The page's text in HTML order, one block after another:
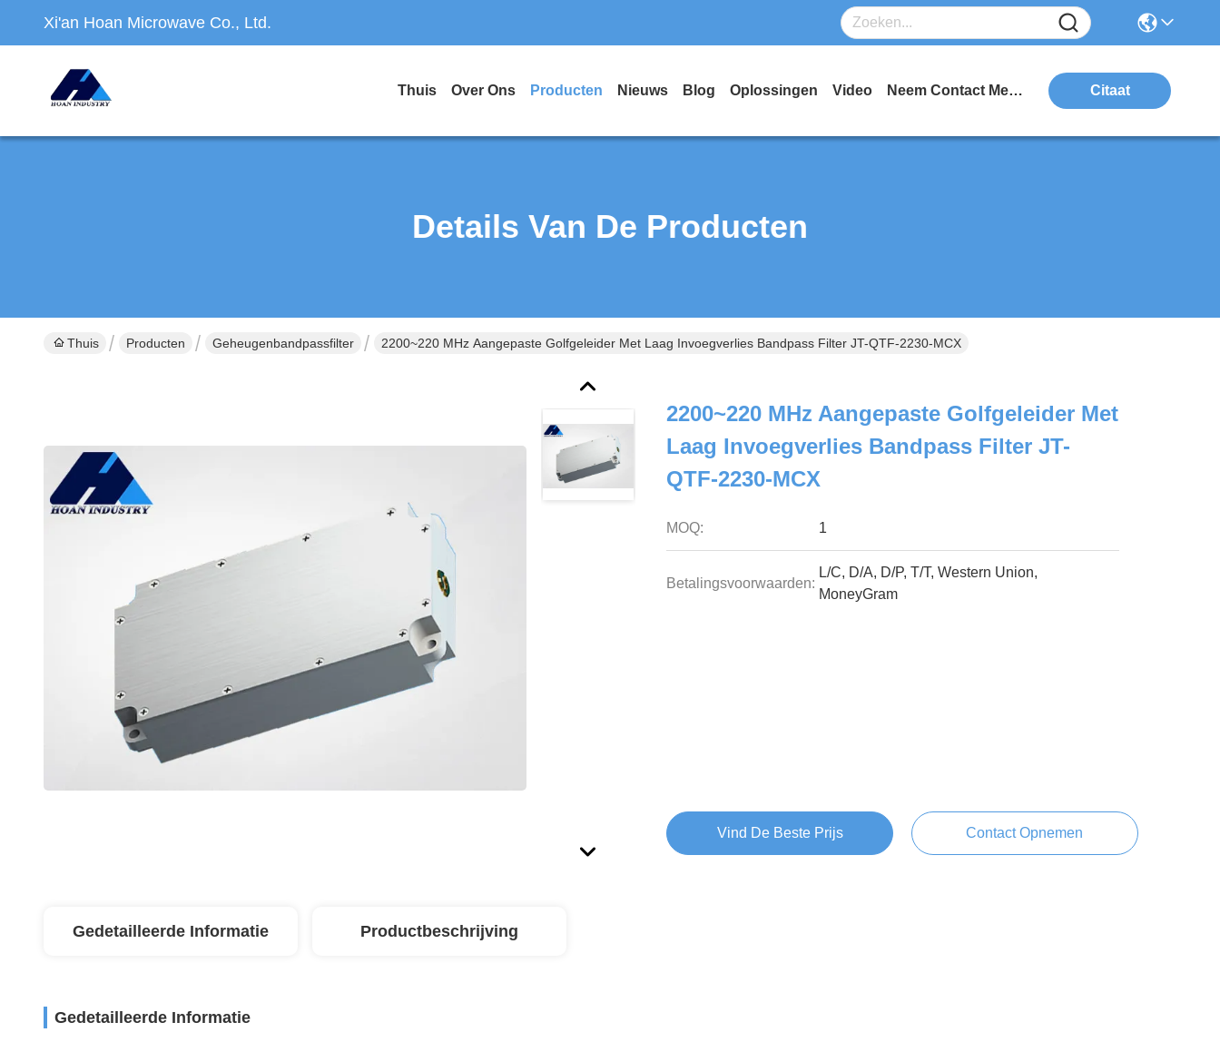
Xi'an Hoan Microwave Co., Ltd.
Thuis Over Ons Producten Nieuws Blog Oplossingen Video Neem Contact Met Ons Op Citaat
Details Van De Producten
Thuis Producten Geheugenbandpassfilter 2200~220 MHz Aangepaste Golfgeleider Met Laag Invoegverlies Bandpass Filter JT-QTF-2230-MCX
2200~220 MHz Aangepaste Golfgeleider Met
Laag Invoegverlies Bandpass Filter JT-
QTF-2230-MCX
MOQ: 1
Betalingsvoorwaarden:
L/C, D/A, D/P, T/T, Western Union,
MoneyGram
Vind De Beste Prijs Contact Opnemen
Gedetailleerde Informatie Productbeschrijving
Gedetailleerde Informatie